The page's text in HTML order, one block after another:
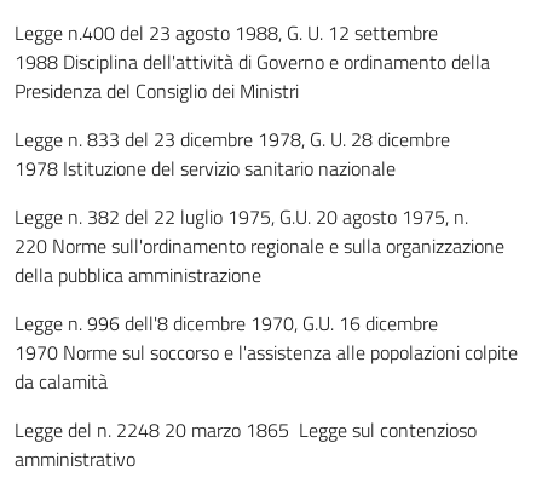
Legge n.400 del 23 agosto 1988, G. U. 12 settembre
1988 Disciplina dell'attività di Governo e ordinamento della
Presidenza del Consiglio dei Ministri
Legge n. 833 del 23 dicembre 1978, G. U. 28 dicembre
1978 Istituzione del servizio sanitario nazionale
Legge n. 382 del 22 luglio 1975, G.U. 20 agosto 1975, n.
220 Norme sull'ordinamento regionale e sulla organizzazione
della pubblica amministrazione
Legge n. 996 dell'8 dicembre 1970, G.U. 16 dicembre
1970 Norme sul soccorso e l'assistenza alle popolazioni colpite
da calamità
Legge del n. 2248 20 marzo 1865 Legge sul contenzioso
amministrativo